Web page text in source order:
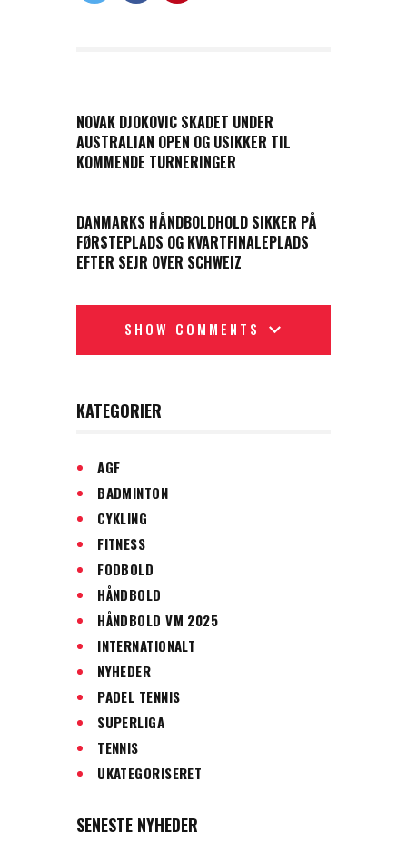
NOVAK DJOKOVIC SKADET UNDER
AUSTRALIAN OPEN OG USIKKER TIL
KOMMENDE TURNERINGER
DANMARKS HÅNDBOLDHOLD SIKKER PÅ
FØRSTEPLADS OG KVARTFINALEPLADS
EFTER SEJR OVER SCHWEIZ
SHOW COMMENTS
KATEGORIER
AGF
BADMINTON
CYKLING
FITNESS
FODBOLD
HÅNDBOLD
HÅNDBOLD VM 2025
INTERNATIONALT
NYHEDER
PADEL TENNIS
SUPERLIGA
TENNIS
UKATEGORISERET
SENESTE NYHEDER